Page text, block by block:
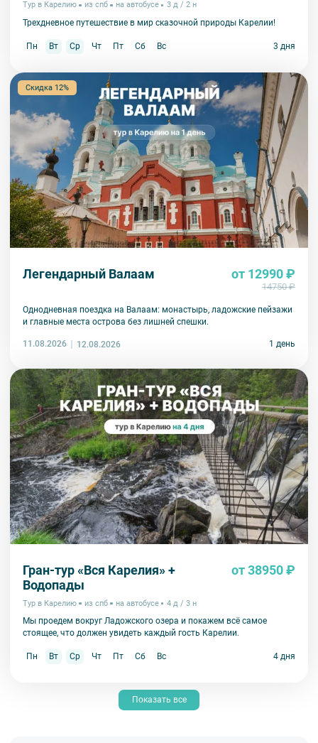
Тур в Карелию из спб на автобусе 3 д / 2 н
Трехдневное путешествие в мир сказочной природы Карелии!
Пн Вт Ср Чт Пт Сб Вс 3 дня
Скидка 12%
Легендарный Валаам от 12990 ₽
14750 ₽
Однодневная поездка на Валаам: монастырь, ладожские пейзажи
и главные места острова без лишней спешки.
11.08.2026 12.08.2026 1 день
Гран-тур «Вся Карелия» +
Водопады
от 38950 ₽
Тур в Карелию из спб на автобусе 4 д / 3 н
Мы проедем вокруг Ладожского озера и покажем всё самое
стоящее, что должен увидеть каждый гость Карелии.
Пн Вт Ср Чт Пт Сб Вс 4 дня
Показать все